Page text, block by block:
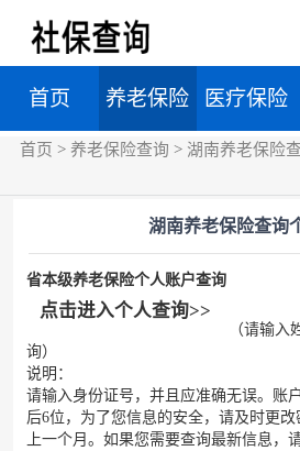
首页 养老保险
查询
医疗保险
查询
首页 > 养老保险查询 > 湖南养老保险
湖南养老保险查询
省本级养老保险个人账户查询
点击进入个人查询>>
（请输入
询）
说明：
请输入身份证号，并且应准确无误。账
后6位，为了您信息的安全，请及时更
上一个月。如果您需要查询最新信息，